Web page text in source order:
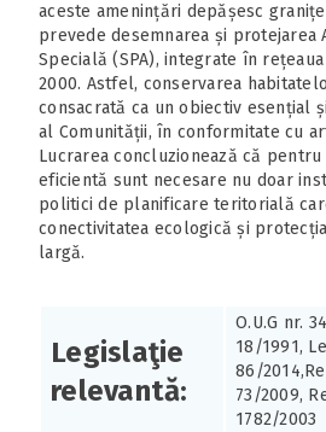
aceste amenințări depășesc
prevede desemnarea și protejarea
Specială (SPA), integrate în
2000. Astfel, conservarea
consacrată ca un obiectiv esențial
al Comunității, în conformitate cu
Lucrarea concluzionează că
eficientă sunt necesare nu doar
politici de planificare teritorială
conectivitatea ecologică și
largă.
Legislaţie
relevantă:
O.U.G nr.
18/1991,
86/
73/2009,
1782/2003